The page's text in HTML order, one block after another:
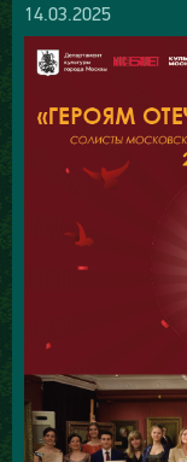
14.03.2025